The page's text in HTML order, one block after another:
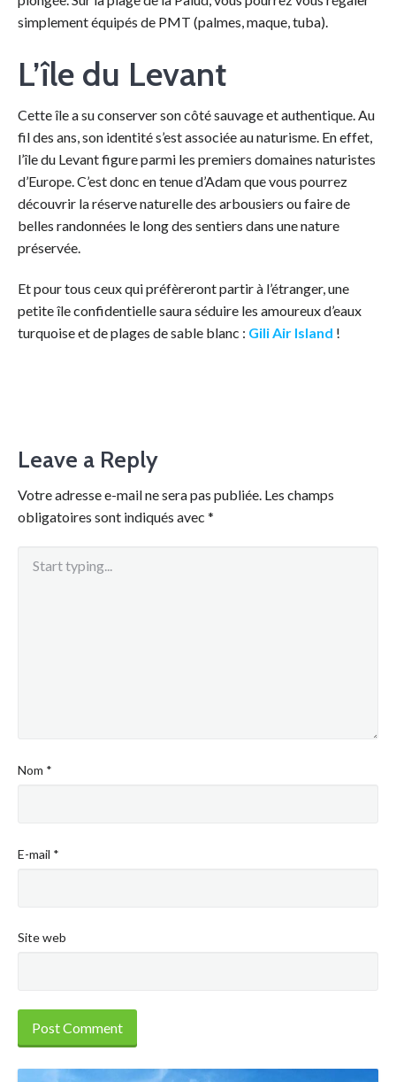
simplement équipés de PMT (palmes, maque, tuba).
L’île du Levant
Cette île a su conserver son côté sauvage et authentique. Au
fil des ans, son identité s’est associée au naturisme. En effet,
l’île du Levant figure parmi les premiers domaines naturistes
d’Europe. C’est donc en tenue d’Adam que vous pourrez
découvrir la réserve naturelle des arbousiers ou faire de
belles randonnées le long des sentiers dans une nature
préservée.
Et pour tous ceux qui préfèreront partir à l’étranger, une
petite île confidentielle saura séduire les amoureux d’eaux
turquoise et de plages de sable blanc : Gili Air Island !
Leave a Reply
Votre adresse e-mail ne sera pas publiée. Les champs
obligatoires sont indiqués avec *
Nom *
E-mail *
Site web